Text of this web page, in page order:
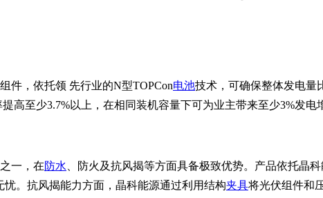
件，依托领 先行业的N型TOPCon电池技术，可确保整体发电量
高至少3.7%以上，在相同装机容量下可为业主带来至少3%发电
一，在 防水、防火及抗风揭等方面具备极致优势。产品依托晶
。抗风揭能力方面，晶科能源通过利用结构夹具将光伏组件和